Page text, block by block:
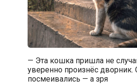
— Эта кошка пришла не
уверенно произнёс дворник.
посмеивались — а зря